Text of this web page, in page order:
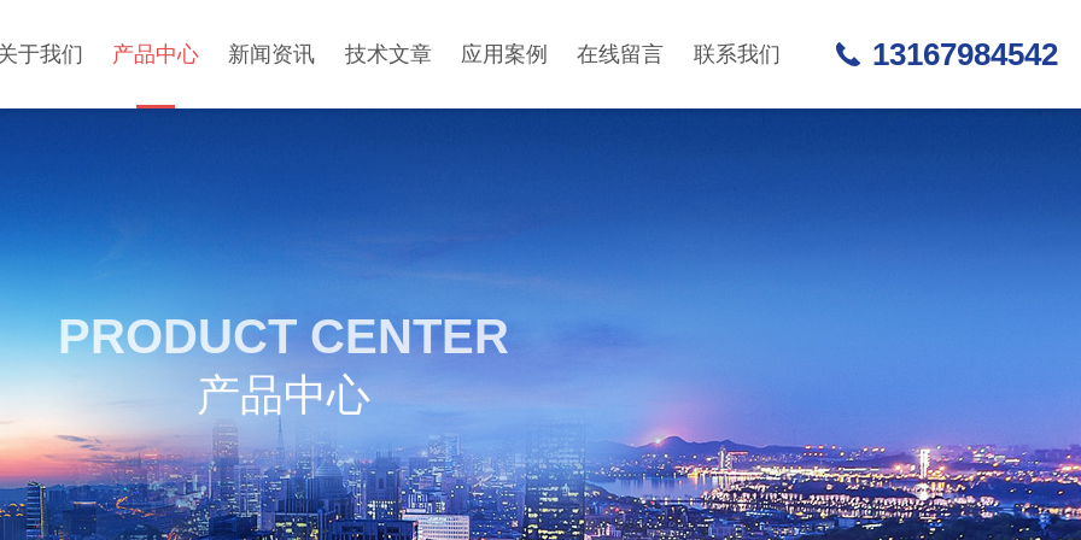
于我们 产品中心 新闻资讯 技术文章 应用案例 在线留言 联系我们 13167984542
PRODUCT CENTER
产品中心